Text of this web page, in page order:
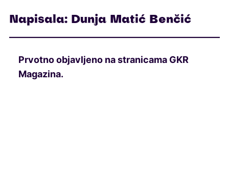
Napisala: Dunja Matić Benčić
Prvotno objavljeno na stranicama GKR
Magazina.